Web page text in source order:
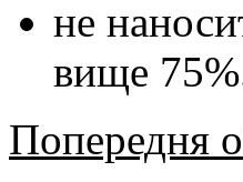
не
вище
Попередня